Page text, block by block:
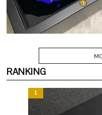
に最適です。
に残るひとときを彩ります。
で細部にこだわり、受け取
A. 「節目」や「記憶に刻み
・プロポーズや結婚記念日の
・還暦・古希などのご長寿祝
・退職や栄転など人生の門出
・美容室・クリニック・カフ
RANKING